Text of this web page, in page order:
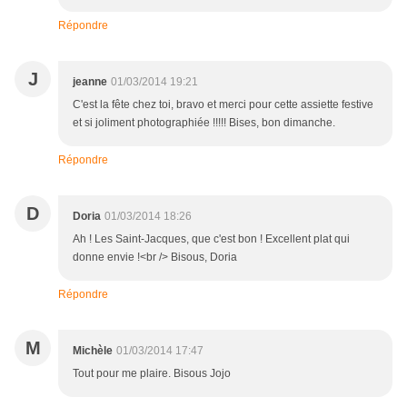
Répondre
J jeanne 01/03/2014 19:21
C'est la fête chez toi, bravo et merci pour cette assiette festive
et si joliment photographiée !!!!! Bises, bon dimanche.
Répondre
D Doria 01/03/2014 18:26
Ah ! Les Saint-Jacques, que c'est bon ! Excellent plat qui
donne envie !<br /> Bisous, Doria
Répondre
M Michèle 01/03/2014 17:47
Tout pour me plaire. Bisous Jojo